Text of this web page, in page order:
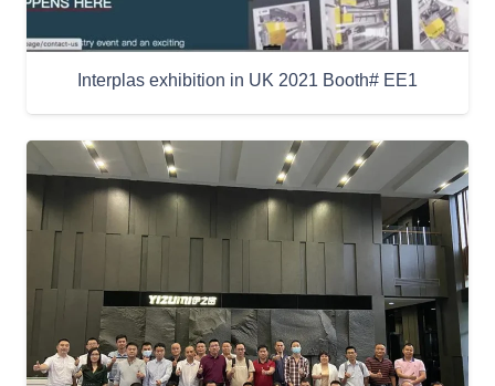
Interplas exhibition in UK 2021 Booth# EE1